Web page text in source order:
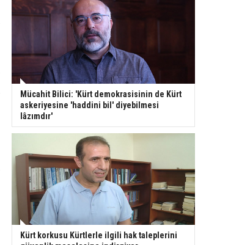
Mücahit Bilici: 'Kürt demokrasisinin de Kürt
askeriyesine 'haddini bil' diyebilmesi
lâzımdır'
Kürt korkusu Kürtlerle ilgili hak taleplerini